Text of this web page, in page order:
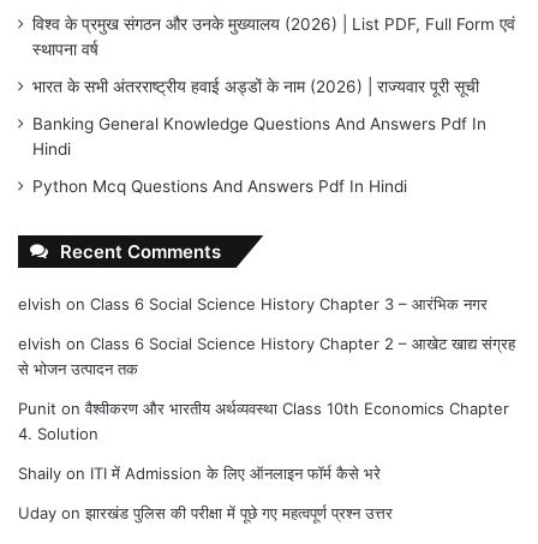
विश्व के प्रमुख संगठन और उनके मुख्यालय (2026) | List PDF, Full Form एवं
स्थापना वर्ष
भारत के सभी अंतरराष्ट्रीय हवाई अड्डों के नाम (2026) | राज्यवार पूरी सूची
Banking General Knowledge Questions And Answers Pdf In
Hindi
Python Mcq Questions And Answers Pdf In Hindi
Recent Comments
elvish on Class 6 Social Science History Chapter 3 – आरंभिक नगर
elvish on Class 6 Social Science History Chapter 2 – आखेट खाद्य संग्रह
से भोजन उत्पादन तक
Punit onवैश्वीकरण और भारतीय अर्थव्यवस्था Class 10th Economics Chapter
4. Solution
Shaily on ITI में Admission के लिए ऑनलाइन फॉर्म कैसे भरे
Uday onझारखंड पुलिस की परीक्षा में पूछे गए महत्वपूर्ण प्रश्न उत्तर